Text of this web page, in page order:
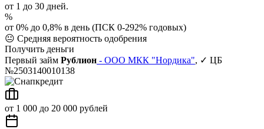
от 1 до 30 дней.
%
от 0% до 0,8% в день (ПСК 0-292% годовых)
😐 Средняя вероятность одобрения
Получить деньги
Первый займ Рублион - ООО МКК "Нордика", ✓ ЦБ
№2503140010138
от 1 000 до 20 000 рублей